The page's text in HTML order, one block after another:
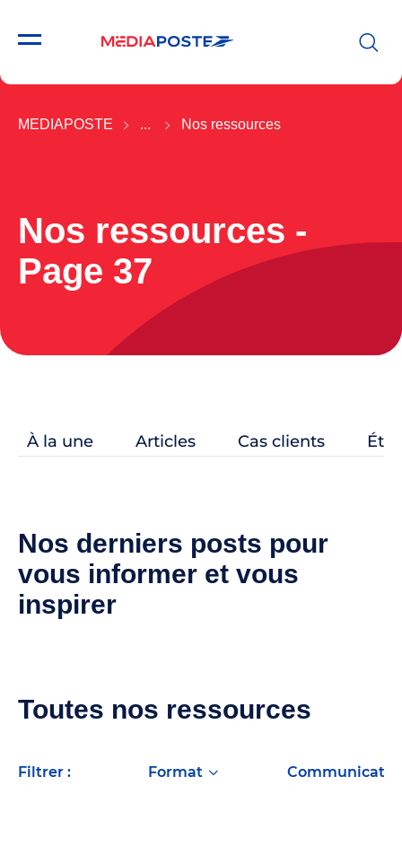
MEDIAPOSTE ... Nos ressources
Nos ressources -
Page 37
À la une Articles Cas clients
Nos derniers posts pour
vous informer et vous
inspirer
Toutes nos ressources
filtrer : format